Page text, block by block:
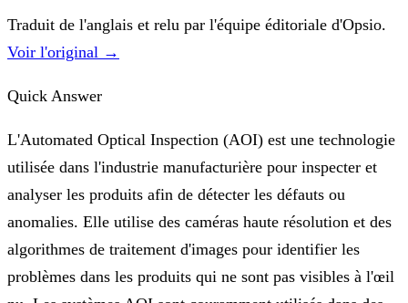
Traduit de l'anglais et relu par l'équipe éditoriale d'Opsio.
Voir l'original →
Quick Answer
L'Automated Optical Inspection (AOI) est une technologie
utilisée dans l'industrie manufacturière pour inspecter et
analyser les produits afin de détecter les défauts ou
anomalies. Elle utilise des caméras haute résolution et des
algorithmes de traitement d'images pour identifier les
problèmes dans les produits qui ne sont pas visibles à l'œil